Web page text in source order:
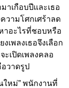
าเกือบปีและเธอ
วามโศกเศร้าลด
าอะไรที่ชอบหรือ
เพลงเธอจึงเลือก
เปิดเพลงคลอ
วาดรูป
หม่” พนักงานที่